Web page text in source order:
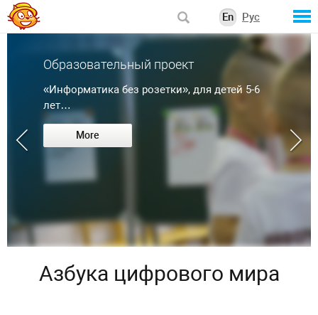
En Рус
Образовательный проект
«Информатика без розетки», для детей 5-6
лет…
More
Азбука цифрового мира